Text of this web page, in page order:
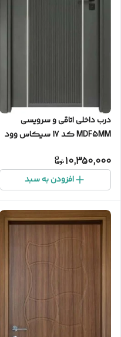
درب داخلی اتاقی و سرویسی
MDF5MM کد 17 سیکاس وود
10,350,000
افزودن به سبد